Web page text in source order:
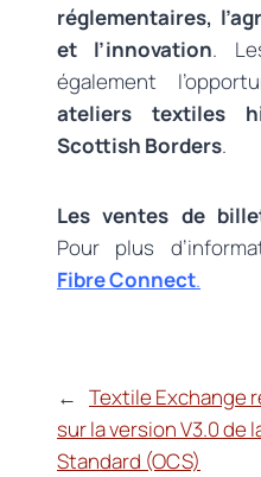
réglementaires,
et l’innovation.
également
ateliers textiles
Scottish Borders.
Les ventes de
Pour plus
Fibre Connect.
← Textile Exchange
sur la version V3.0 de
Standard (OCS)